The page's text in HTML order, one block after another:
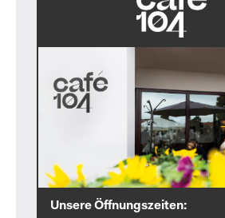
Unsere Öffnungszeiten: